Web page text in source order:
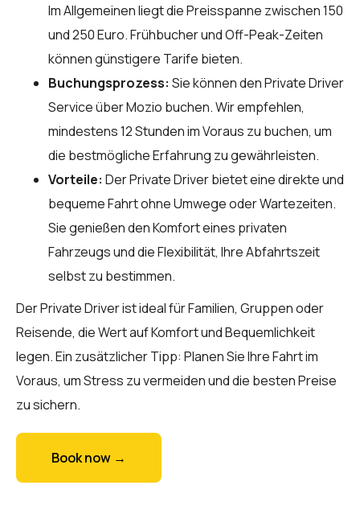
Im Allgemeinen liegt die Preisspanne zwischen 150
und 250 Euro. Frühbucher und Off-Peak-Zeiten
können günstigere Tarife bieten.
Buchungsprozess: Sie können den Private Driver
Service überMozio buchen. Wir empfehlen,
mindestens 12 Stunden im Voraus zu buchen, um
die bestmögliche Erfahrung zu gewährleisten.
Vorteile: Der Private Driver bietet eine direkte und
bequeme Fahrt ohne Umwege oder Wartezeiten.
Sie genießen den Komfort eines privaten
Fahrzeugs und die Flexibilität, Ihre Abfahrtszeit
selbst zu bestimmen.
Der Private Driver ist ideal für Familien, Gruppen oder
Reisende, die Wert auf Komfort und Bequemlichkeit
legen. Ein zusätzlicher Tipp: Planen Sie Ihre Fahrt im
Voraus, um Stress zu vermeiden und die besten Preise
zu sichern.
Book now →